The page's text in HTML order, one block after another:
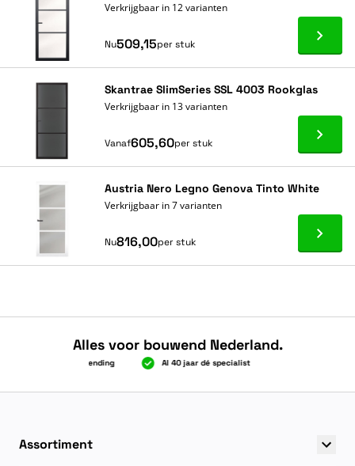
Verkrijgbaar in 12 varianten
Nu509,15per stuk Ga
Skantrae SlimSeries SSL 4003 Rookglas
Verkrijgbaar in 13 varianten
Vanaf605,60per stuk Ga
Austria Nero Legno Genova Tinto White
Verkrijgbaar in 7 varianten
Nu816,00per stuk Ga
Alles voor bouwend Nederland.
2.000 gratis verzending Al 40 jaar dé specialist
Assortiment